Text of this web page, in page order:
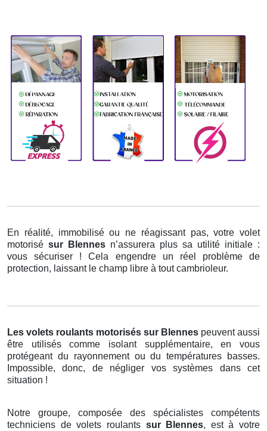
En réalité, immobilisé ou ne réagissant pas, votre volet
motorisé sur Blennes n’assurera plus sa utilité initiale :
vous sécuriser ! Cela engendre un réel problème de
protection, laissant le champ libre à tout cambrioleur.
Les volets roulants motorisés sur Blennes peuvent aussi
être utilisés comme isolant supplémentaire, en vous
protégeant du rayonnement ou du températures basses.
Impossible, donc, de négliger vos systèmes dans cet
situation !
Notre groupe, composée des spécialistes compétents
techniciens de volets roulants sur Blennes, est à votre